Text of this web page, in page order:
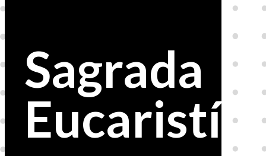
Sagrada
Eucaristía